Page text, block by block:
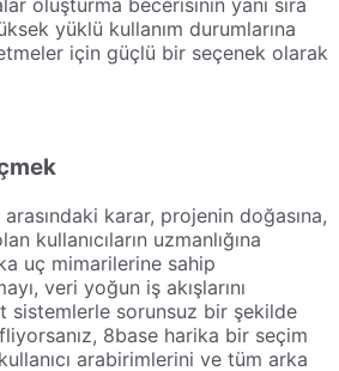
yüklü kullanım durumlarına
için güçlü bir seçenek olarak
karar, projenin doğasına,
kullanıcıların uzmanlığına
uç mimarilerine sahip
veri yoğun iş akışlarını
sistemlerle sorunsuz bir şekilde
8base harika bir seçim
arabirimlerini ve tüm arka